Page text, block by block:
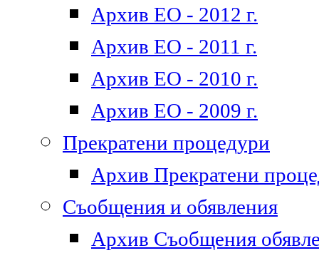
Архив ЕО - 2012 г.
Архив ЕО - 2011 г.
Архив ЕО - 2010 г.
Архив ЕО - 2009 г.
Прекратени процедури
Архив Прекратени
Съобщения и обявления
Архив Съобщения